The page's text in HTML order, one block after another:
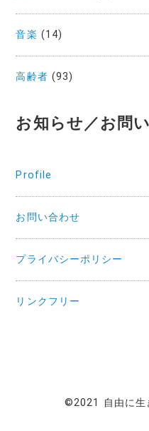
音楽 (14)
高齢者 (93)
お知らせ／お問
Profile
お問い合わせ
プライバシーポリシー
リンクフリー
©2021 自由に生